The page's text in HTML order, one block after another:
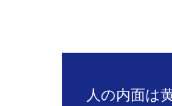
人の内面は